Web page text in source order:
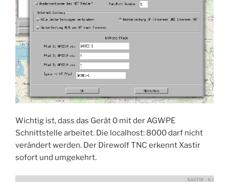
Wichtig ist, dass das Gerät 0 mit der AGWPE
Schnittstelle arbeitet. Die localhost: 8000 darf nicht
verändert werden. Der Direwolf TNC erkennt Xastir
sofort und umgekehrt.